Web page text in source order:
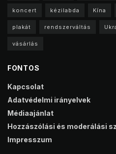
koncert kézilabda Kína
plakát rendszerváltás
vásárlás
FONTOS
Kapcsolat
Adatvédelmi irányelvek
Médiaajánlat
Hozzászólási és moderálási
Impresszum